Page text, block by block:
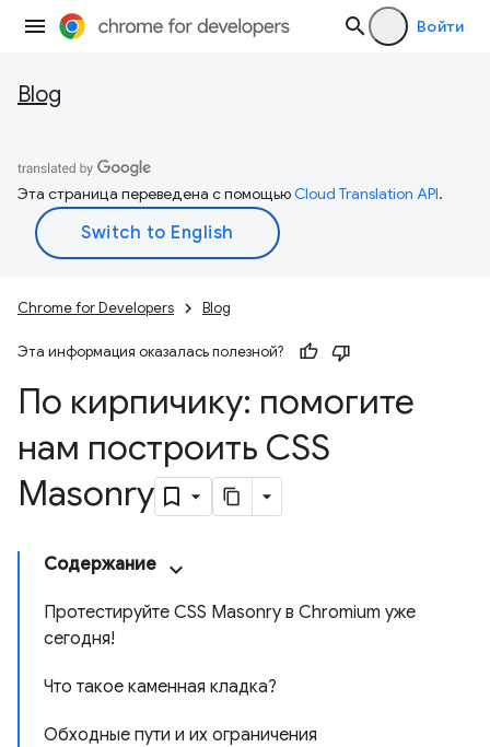
Войти
Blog
Эта страница переведена с помощьюCloud Translation API.
Chrome for Developers Blog
Эта информация оказалась полезной?
По кирпичику: помогите
нам построить CSS
Masonry
Содержание
Протестируйте CSS Masonry в Chromium уже
сегодня!
Что такое каменная кладка?
Обходные пути и их ограничения